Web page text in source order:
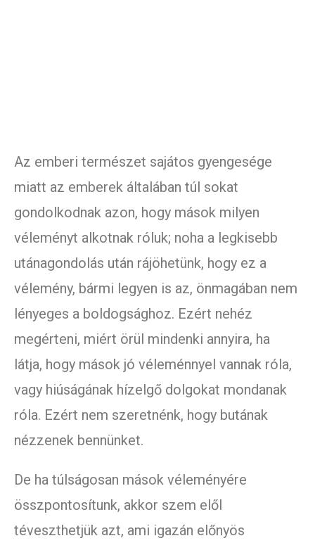
Az emberi természet sajátos gyengesége
miatt az emberek általában túl sokat
gondolkodnak azon, hogy mások milyen
véleményt alkotnak róluk; noha a legkisebb
utánagondolás után rájöhetünk, hogy ez a
vélemény, bármi legyen is az, önmagában nem
lényeges a boldogsághoz. Ezért nehéz
megérteni, miért örül mindenki annyira, ha
látja, hogy mások jó véleménnyel vannak róla,
vagy hiúságának hízelgő dolgokat mondanak
róla. Ezért nem szeretnénk, hogy butának
nézzenek bennünket.
De ha túlságosan mások véleményére
összpontosítunk, akkor szem elől
téveszthetjük azt, ami igazán előnyös